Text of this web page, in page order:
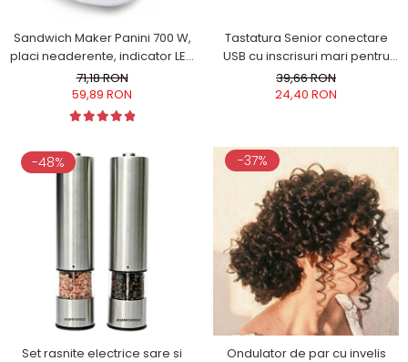
Sandwich Maker Panini 700 W,
placi neaderente, indicator LED
culoare alba
71,18 RON
59,89 RON
Tastatura Senior conectare
USB cu inscrisuri mari pentru
persoane in varsta sau cu
deficiente de vedere
39,66 RON
24,40 RON
-48%
Set rasnite electrice sare si
-37%
Ondulator de par cu invelis